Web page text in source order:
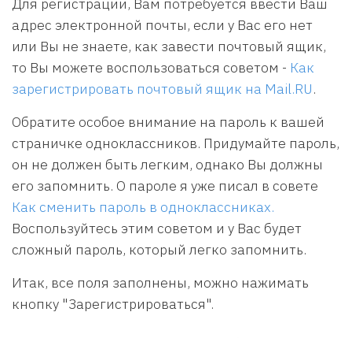
адрес электронной почты, если у Вас его нет
или Вы не знаете, как завести почтовый ящик,
то Вы можете воспользоваться советом - Как
зарегистрировать почтовый ящик на Mail.RU.
Обратите особое внимание на пароль к вашей
страничке одноклассников. Придумайте пароль,
он не должен быть легким, однако Вы должны
его запомнить. О пароле я уже писал в совете
Как сменить пароль в одноклассниках.
Воспользуйтесь этим советом и у Вас будет
сложный пароль, который легко запомнить.
Итак, все поля заполнены, можно нажимать
кнопку "Зарегистрироваться".